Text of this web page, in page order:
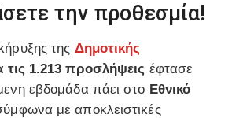
την προθεσμία!
της Δημοτικής
τις 1.213 προσλήψεις έφτασε
εβδομάδα πάει στο Εθνικό
με αποκλειστικές